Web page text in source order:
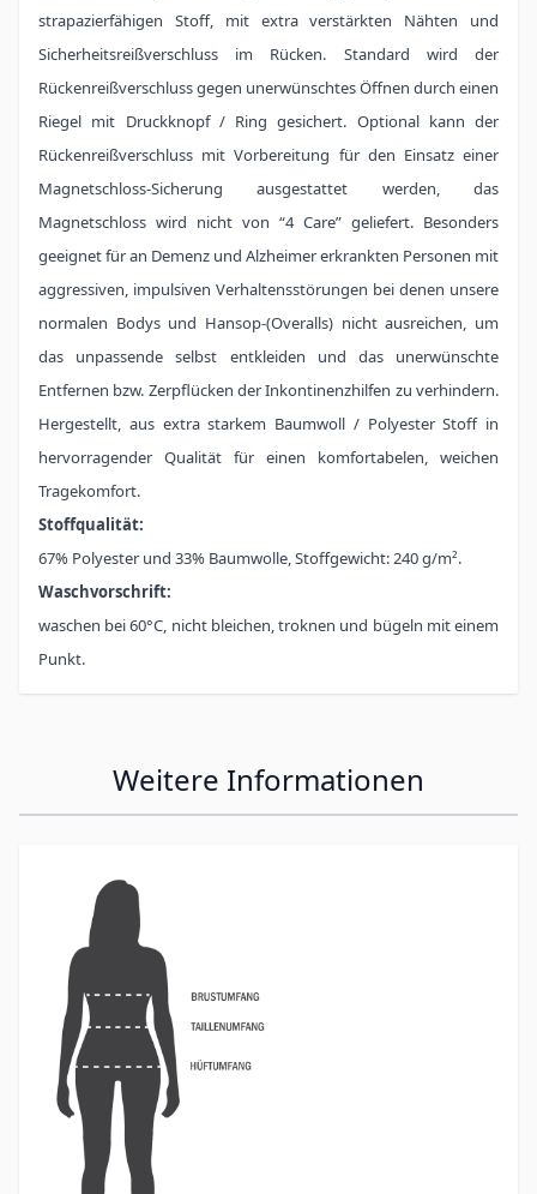
strapazierfähigen Stoff, mit extra verstärkten Nähten und
Sicherheitsreißverschluss im Rücken. Standard wird der
Rückenreißverschluss gegen unerwünschtes Öffnen durch einen
Riegel mit Druckknopf / Ring gesichert. Optional kann der
Rückenreißverschluss mit Vorbereitung für den Einsatz einer
Magnetschloss-Sicherung ausgestattet werden, das
Magnetschloss wird nicht von “4 Care” geliefert. Besonders
geeignet für an Demenz und Alzheimer erkrankten Personen mit
aggressiven, impulsiven Verhaltensstörungen bei denen unsere
normalen Bodys und Hansop-(Overalls) nicht ausreichen, um
das unpassende selbst entkleiden und das unerwünschte
Entfernen bzw. Zerpflücken der Inkontinenzhilfen zu verhindern.
Hergestellt, aus extra starkem Baumwoll / Polyester Stoff in
hervorragender Qualität für einen komfortabelen, weichen
Tragekomfort.
Stoffqualität:
67% Polyester und 33% Baumwolle, Stoffgewicht: 240 g/m².
Waschvorschrift:
waschen bei 60°C, nicht bleichen, troknen und bügeln mit einem
Punkt.
Weitere Informationen